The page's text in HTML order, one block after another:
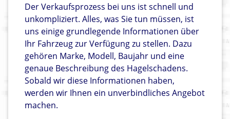
Der Verkaufsprozess bei uns ist schnell und
unkompliziert. Alles, was Sie tun müssen, ist
uns einige grundlegende Informationen über
Ihr Fahrzeug zur Verfügung zu stellen. Dazu
gehören Marke, Modell, Baujahr und eine
genaue Beschreibung des Hagelschadens.
Sobald wir diese Informationen haben,
werden wir Ihnen ein unverbindliches Angebot
machen.